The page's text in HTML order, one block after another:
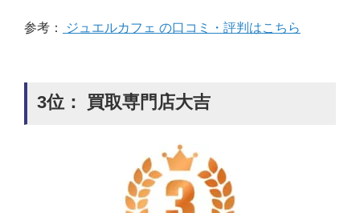
参考： ジュエルカフェ の口コミ・評判はこちら
3位： 買取専門店大吉